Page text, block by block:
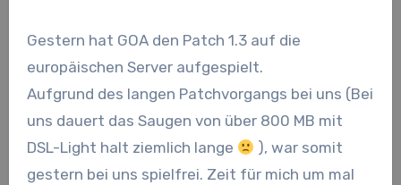
Gestern hat GOA den Patch 1.3 auf die
europäischen Server aufgespielt.
Aufgrund des langen Patchvorgangs bei uns (Bei
uns dauert das Saugen von über 800 MB mit
DSL-Light halt ziemlich lange
), war somit
gestern bei uns spielfrei. Zeit für mich um mal